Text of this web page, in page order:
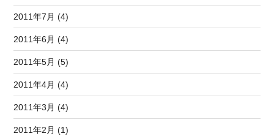
2011年7月 (4)
2011年6月 (4)
2011年5月 (5)
2011年4月 (4)
2011年3月 (4)
2011年2月 (1)